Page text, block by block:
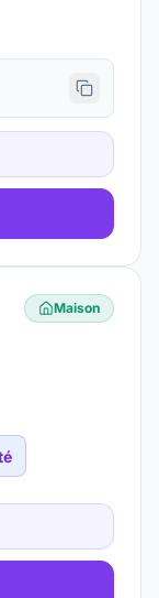
Maison